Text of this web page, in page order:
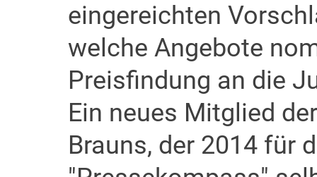
eingereichten
welche Angebote
Preisfindung an die
Ein neues Mitglied
Brauns, der 2014 für